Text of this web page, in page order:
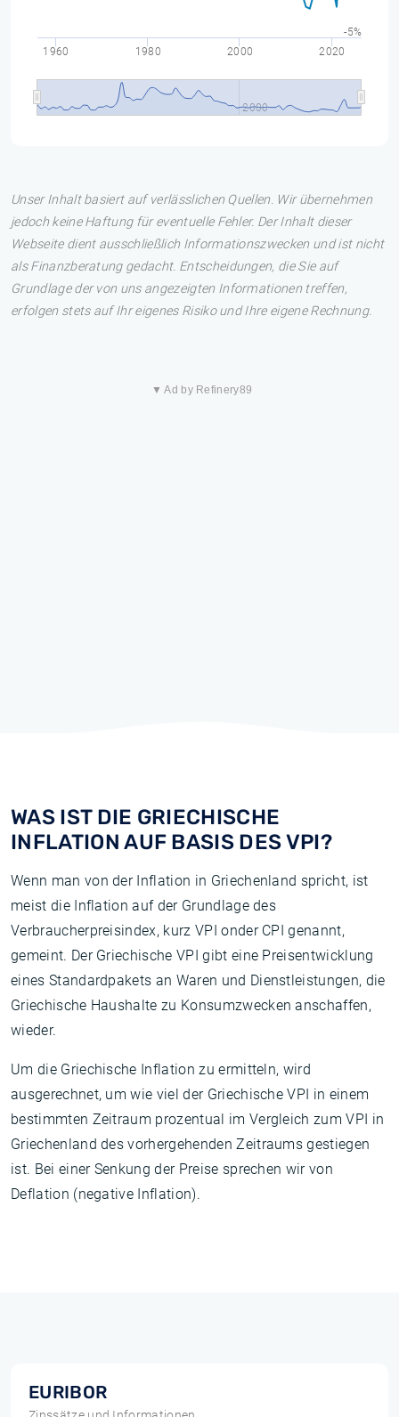
1960 1980 2000 2020
2000
-5%
Unser Inhalt basiert auf verlässlichen Quellen. Wir übernehmen
jedoch keine Haftung für eventuelle Fehler. Der Inhalt dieser
Webseite dient ausschließlich Informationszwecken und ist nicht
als Finanzberatung gedacht. Entscheidungen, die Sie auf
Grundlage der von uns angezeigten Informationen treffen,
erfolgen stets auf Ihr eigenes Risiko und Ihre eigene Rechnung.
▼ Ad by Refinery89
WAS IST DIE GRIECHISCHE
INFLATION AUF BASIS DES VPI?
Wenn man von der Inflation in Griechenland spricht, ist
meist die Inflation auf der Grundlage des
Verbraucherpreisindex, kurz VPI onder CPI genannt,
gemeint. Der Griechische VPI gibt eine Preisentwicklung
eines Standardpakets an Waren und Dienstleistungen, die
Griechische Haushalte zu Konsumzwecken anschaffen,
wieder.
Um die Griechische Inflation zu ermitteln, wird
ausgerechnet, um wie viel der Griechische VPI in einem
bestimmten Zeitraum prozentual im Vergleich zum VPI in
Griechenland des vorhergehenden Zeitraums gestiegen
ist. Bei einer Senkung der Preise sprechen wir von
Deflation (negative Inflation).
EURIBOR